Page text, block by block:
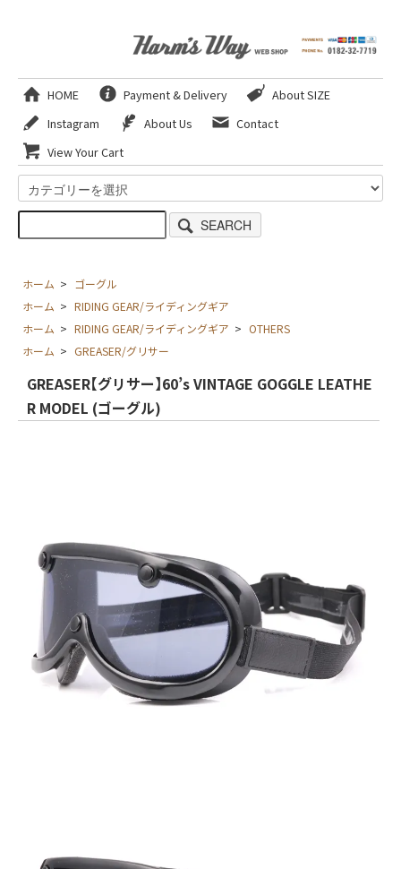
HOME Payment & Delivery
About SIZE
Instagram
About Us
Contact
View Your Cart
SEARCH
ホーム >
ゴーグル
ホーム > RIDING GEAR/ライディングギア
ホーム > RIDING GEAR/ライディングギア > OTHERS
ホーム > GREASER/グリサー
GREASER【グリサー】60’s VINTAGE GOGGLE LEATHE
R MODEL (ゴーグル)